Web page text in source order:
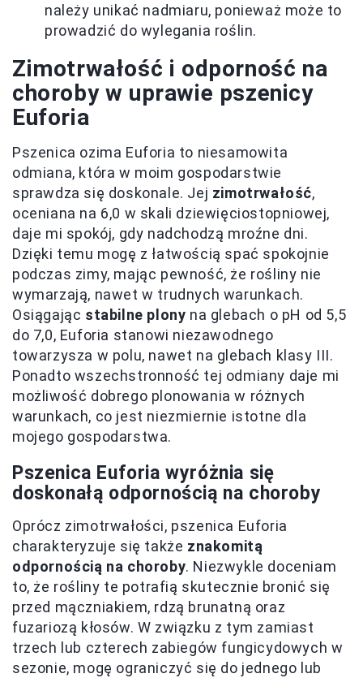
należy unikać nadmiaru, ponieważ może to
prowadzić do wylegania roślin.
Zimotrwałość i odporność na
choroby w uprawie pszenicy
Euforia
Pszenica ozima Euforia to niesamowita
odmiana, która w moim gospodarstwie
sprawdza się doskonale. Jej zimotrwałość,
oceniana na 6,0 w skali dziewięciostopniowej,
daje mi spokój, gdy nadchodzą mroźne dni.
Dzięki temu mogę z łatwością spać spokojnie
podczas zimy, mając pewność, że rośliny nie
wymarzają, nawet w trudnych warunkach.
Osiągając stabilne plony na glebach o pH od 5,5
do 7,0, Euforia stanowi niezawodnego
towarzysza w polu, nawet na glebach klasy III.
Ponadto wszechstronność tej odmiany daje mi
możliwość dobrego plonowania w różnych
warunkach, co jest niezmiernie istotne dla
mojego gospodarstwa.
Pszenica Euforia wyróżnia się
doskonałą odpornością na choroby
Oprócz zimotrwałości, pszenica Euforia
charakteryzuje się także znakomitą
odpornością na choroby. Niezwykle doceniam
to, że rośliny te potrafią skutecznie bronić się
przed mączniakiem, rdzą brunatną oraz
fuzariozą kłosów. W związku z tym zamiast
trzech lub czterech zabiegów fungicydowych w
sezonie, mogę ograniczyć się do jednego lub